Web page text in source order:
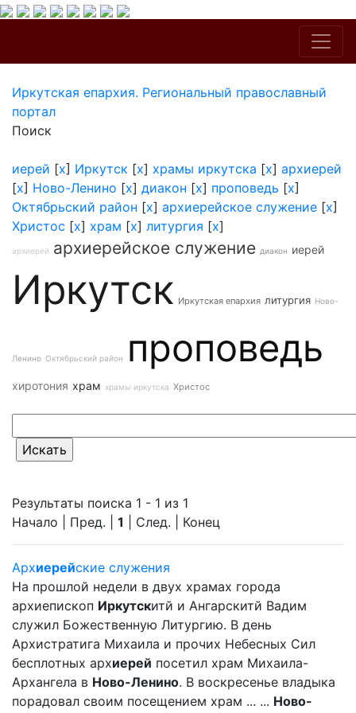
Иркутская епархия. Региональный православный
портал
Поиск
иерей [x] Иркутск [x] храмы иркутска [x] архиерей
[x] Ново-Ленино [x] диакон [x] проповедь [x]
Октябрьский район [x] архиерейское служение [x]
Христос [x] храм [x] литургия [x]
архиерей архиерейское служение диакон иерей
Иркутск Иркутская епархия литургия Ново-
Ленино Октябрьский район проповедь
хиротония храм храмы иркутска Христос
Результаты поиска 1 - 1 из 1
Начало | Пред. | 1 | След. | Конец
Архиерейские служения
На прошлой недели в двух храмах города
архиепископ Иркутскитй и Ангарскитй Вадим
служил Божественную Литургию. В день
Архистратига Михаила и прочих Небесных Сил
бесплотных архиерей посетил храм Михаила-
Архангела в Ново-Ленино. В воскресенье владыка
порадовал своим посещением храм ... ... Ново-